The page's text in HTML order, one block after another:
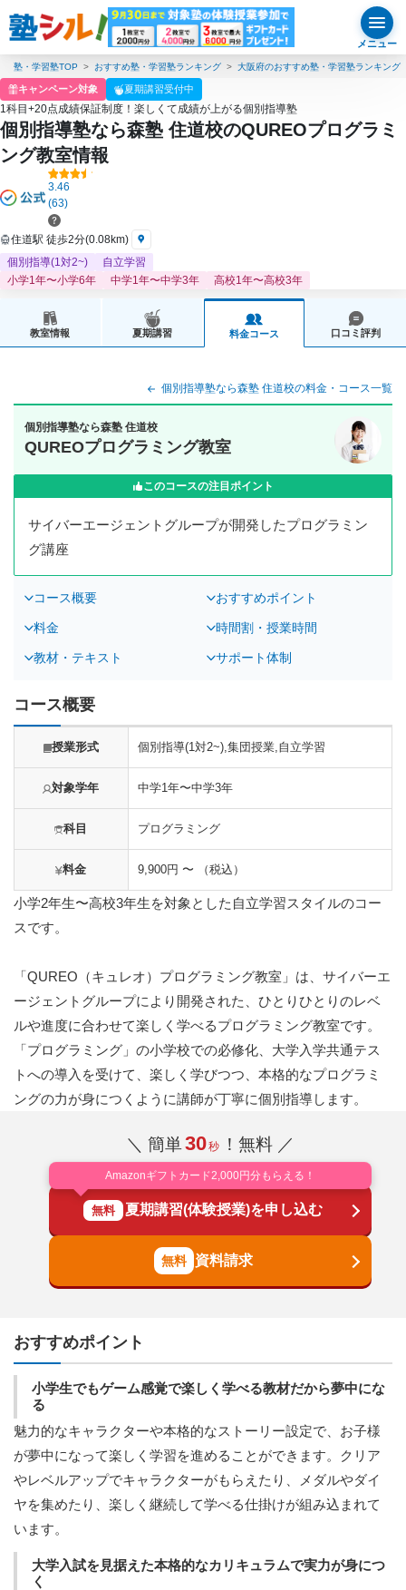
メニュー
塾・学習塾TOP おすすめ塾・学習塾ランキング 大阪府のおすすめ塾・学習塾ランキング
キャンペーン対象 夏期講習受付中
1科目+20点成績保証制度！楽しくて成績が上がる個別指導塾
個別指導塾なら森塾 住道校のQUREOプログラミ
ング教室情報
3.46
(63)
住道駅 徒歩2分(0.08km)
個別指導(1対2~)
自立学習
小学1年〜小学6年
中学1年〜中学3年 高校1年〜高校3年
教室情報 夏期講習 料金コース 口コミ評判
個別指導塾なら森塾 住道校の料金・コース一覧
個別指導塾なら森塾 住道校
QUREOプログラミング教室
このコースの注目ポイント
サイバーエージェントグループが開発したプログラミン
グ講座
コース概要 おすすめポイント
料金 時間割・授業時間
教材・テキスト サポート体制
コース概要
授業形式 個別指導(1対2~),集団授業,自立学習
対象学年 中学1年〜中学3年
科目 プログラミング
料金 9,900円 〜 （税込）
小学2年生〜高校3年生を対象とした自立学習スタイルのコー
スです。
「QUREO（キュレオ）プログラミング教室」は、サイバーエ
ージェントグループにより開発された、ひとりひとりのレベ
ルや進度に合わせて楽しく学べるプログラミング教室です。
「プログラミング」の小学校での必修化、大学入学共通テス
トへの導入を受けて、楽しく学びつつ、本格的なプログラミ
ングの力が身につくように講師が丁寧に個別指導します。
＼ 簡単30秒 ！無料 ／
Amazonギフトカード2,000円分もらえる！
無料 夏期講習(体験授業)を申し込む
資料請求
おすすめポイント
小学生でもゲーム感覚で楽しく学べる教材だから夢中にな
る
魅力的なキャラクターや本格的なストーリー設定で、お子様
が夢中になって楽しく学習を進めることができます。クリア
やレベルアップでキャラクターがもらえたり、メダルやダイ
ヤを集めたり、楽しく継続して学べる仕掛けが組み込まれて
います。
大学入試を見据えた本格的なカリキュラムで実力が身につ
く